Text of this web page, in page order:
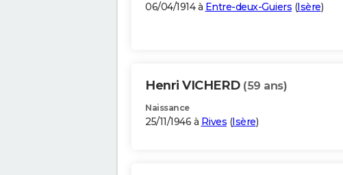
06/04/1914 à Entre-deux-Guiers (Isère)
Henri VICHERD (59 ans)
Naissance
25/11/1946 à Rives (Isère)